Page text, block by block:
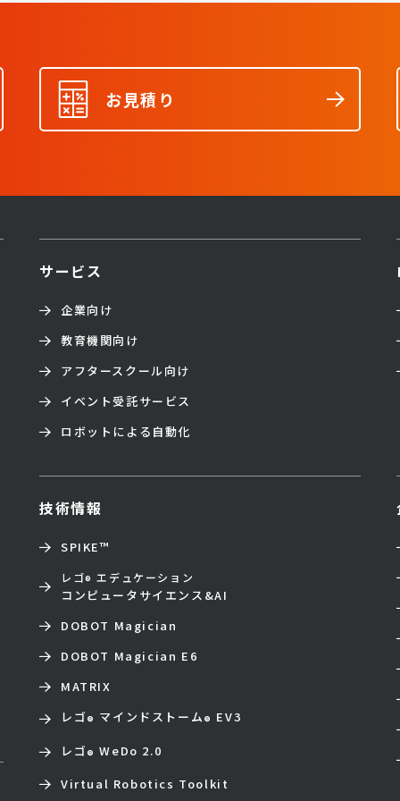
お見積り
サービス
企業向け
教育機関向け
アフタースクール向け
イベント受託サービス
ロボットによる自動化
技術情報
SPIKE™
レゴ® エデュケーション
コンピュータサイエンス&AI
DOBOT Magician
DOBOT Magician E6
MATRIX
レゴ® マインドストーム® EV3
レゴ® WeDo 2.0
Virtual Robotics Toolkit